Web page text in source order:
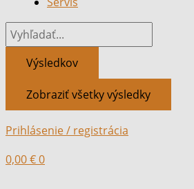
Výsledkov
Zobraziť všetky výsledky
Prihlásenie / registrácia
0,00€0